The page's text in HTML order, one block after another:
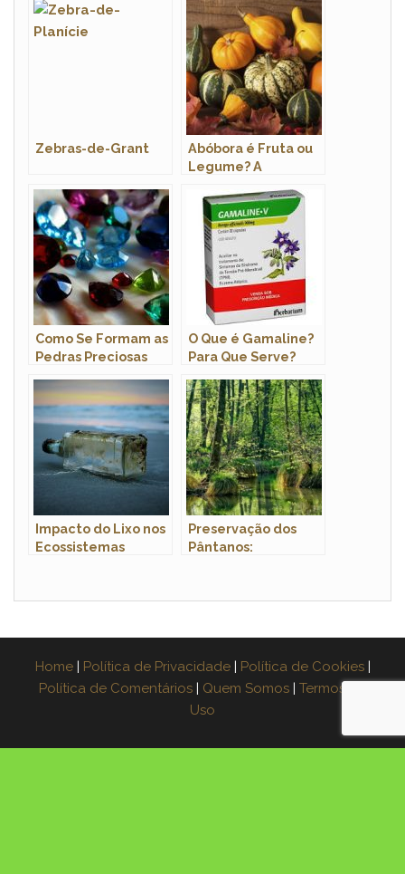
Zebras-de-Grant
Abóbora é Fruta ou
Legume? A
com Tabela
Como Se Formam as
Pedras Preciosas
O Que é Gamaline?
Para Que Serve?
Impacto do Lixo nos
Ecossistemas
Preservação dos
Pântanos:
Ambiental
Home | Política de Privacidade | Política de Cookies |
Política de Comentários | Quem Somos | Termos de
Uso